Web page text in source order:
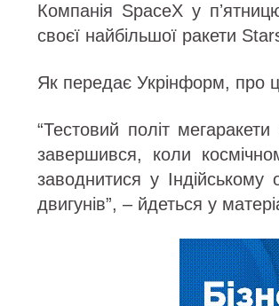
Компанія SpaceX у
своєї найбільшої ракети
Як передає Укрінформ, про
“Тестовий політ
завершився, коли
заводнитися у Індійському
двигунів”, – йдеться у